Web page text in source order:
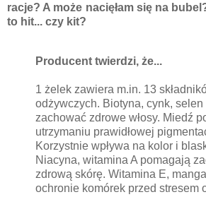
racje? A może nacięłam się na
to hit... czy kit?
Producent twierdzi, że...
1 żelek zawiera m.in. 13
odżywczych. Biotyna, cynk, selen
zachować zdrowe włosy. Miedź
utrzymaniu prawidłowej
Korzystnie wpływa na kolor i
Niacyna, witamina A pomagają
zdrową skórę. Witamina E,
ochronie komórek przed stresem